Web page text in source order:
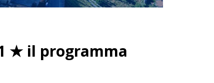
★ il programma